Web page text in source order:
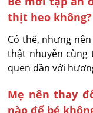
thịt heo không?
Có thể, nhưng
thật nhuyễn cùng
quen dần với
Mẹ nên thay
nào để bé